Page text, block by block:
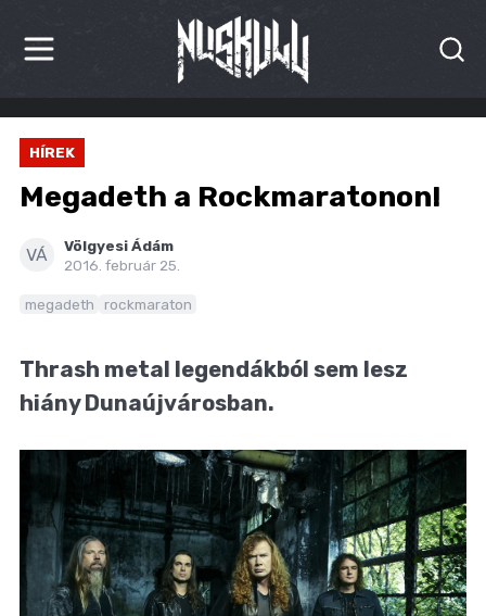
HÍREK
KRITIKÁK
BESZÁMOLÓK
INTERJÚK
KULT
MÁSVILÁG
BLOG
HÍREK
Megadeth a Rockmaratonon!
VÁ
Völgyesi Ádám
2016. február 25.
megadeth rockmaraton
Thrash metal legendákból sem lesz
hiány Dunaújvárosban.